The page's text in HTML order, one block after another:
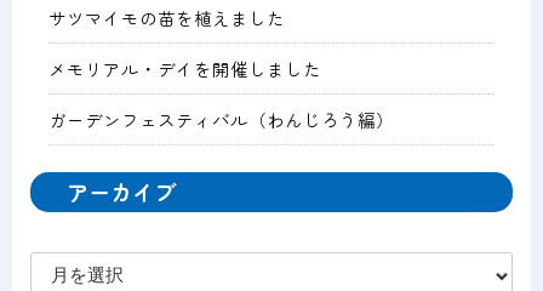
サツマイモの苗を植えました
メモリアル・デイを開催しました
ガーデンフェスティバル（わんじろう編）
アーカイブ
ア